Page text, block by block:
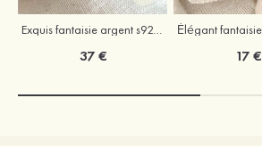
Exquis fantaisie argent s925 boucles d'oreilles
37 € 17 €